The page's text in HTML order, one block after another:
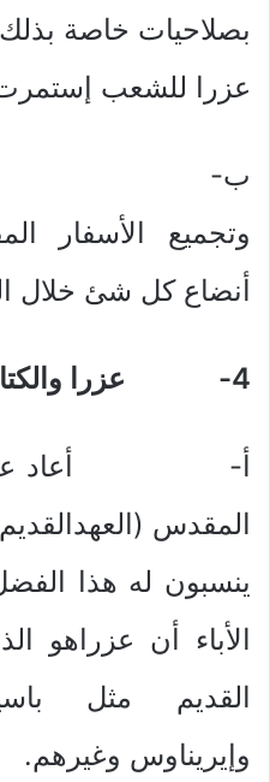
بصلاحيات خاصة
عزرا للشعب
ب‌-
وتجميع الأسفار
أنضاع كل شئ خلال
4- عزرا
أ‌- أعاد عزرا
المقدس
ينسبون له هذا
الأباء أن عزراهو
القديم مثل
وإيريناوس وغيرهم.